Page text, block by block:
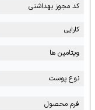
کد مجوز بهداشتی
کارایی
ویتامین ها
نوع پوست
فرم محصول